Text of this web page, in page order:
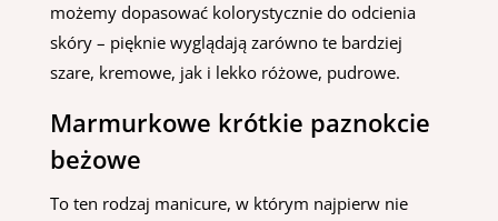
możemy dopasować kolorystycznie do odcienia
skóry – pięknie wyglądają zarówno te bardziej
szare, kremowe, jak i lekko różowe, pudrowe.
Marmurkowe krótkie paznokcie
beżowe
To ten rodzaj manicure, w którym najpierw nie